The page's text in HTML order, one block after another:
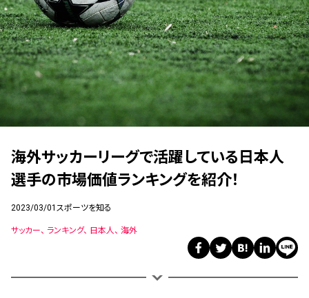
海外サッカーリーグで活躍している日本人
選手の市場価値ランキングを紹介！
2023/03/01 スポーツを知る
サッカー ランキング 日本人 海外